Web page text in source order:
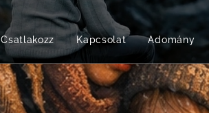
Csatlakozz Kapcsolat Adomány